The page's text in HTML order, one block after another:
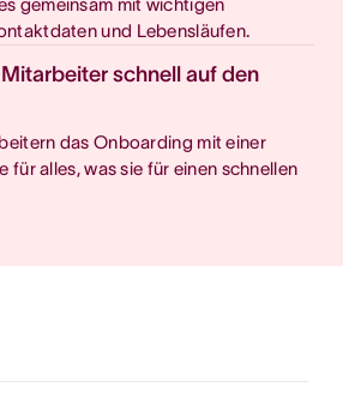
und Lebensläufen.
schnell auf den
das Onboarding mit einer
für alles, was sie für einen schnellen